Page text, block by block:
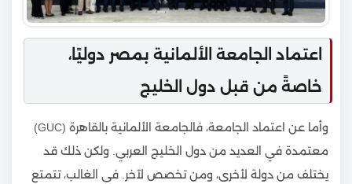
اعتماد الجامعة الألمانية بمصر دوليًا،
خاصةً من قبل دول الخليج
وأما عن اعتماد الجامعة، فالجامعة الألمانية بالقاهرة (GUC)
معتمدة في العديد من دول الخليج العربي. ولكن ذلك قد
يختلف من دولة لأخرى، ومن تخصص لآخر. في الغالب، تتمتع